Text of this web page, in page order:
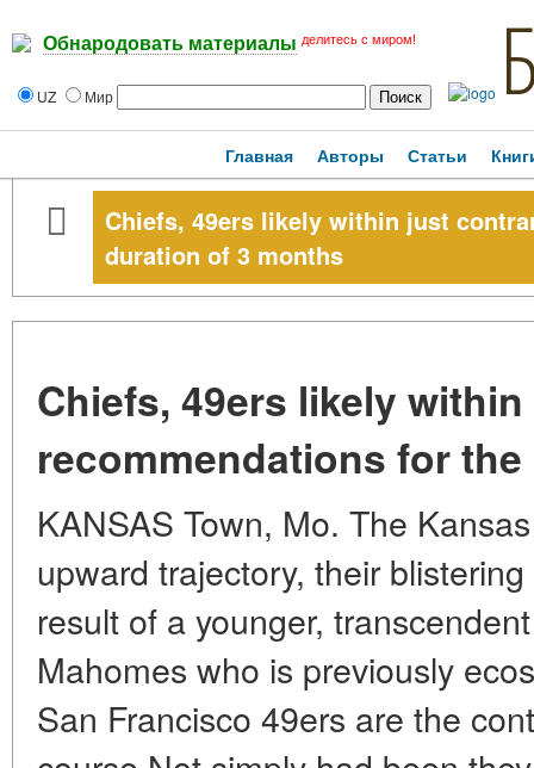
Обнародовать материалы делитесь с миром!
UZ Мир
Главная Авторы Статьи
Chiefs, 49ers likely within just
duration of 3 months
Chiefs, 49ers likely
recommendations for
KANSAS Town, Mo. The
upward trajectory, their
result of a younger,
Mahomes who is previously
San Francisco 49ers are the